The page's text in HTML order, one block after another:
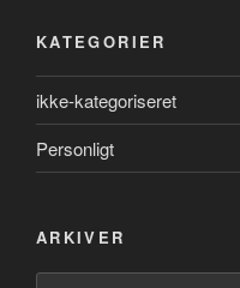
KATEGORIER
ikke-kategoriseret
Personligt
ARKIVER